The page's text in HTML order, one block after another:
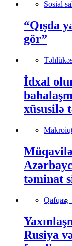
Sosial
“Qışda
gör”
İdxal
xüsusilə
təminat
Qafqaz,
Rusiya